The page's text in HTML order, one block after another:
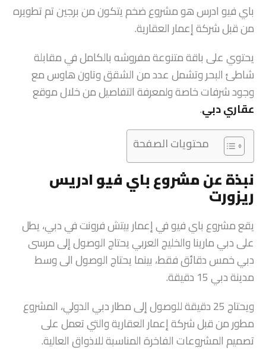
باي فيو ادرس هو مشروع ضخم يتكون من برجين تم تطويره
من قبل شركة إعمار العقارية.
يحتوي على باقة متنوعة مفروشه بالكامل في مقابلة
شاطئ البحر وتشمل عدد من الشقق وتاون هاوس مع
وجود شرفات خاصة ولمعرفة التفاصيل من خلال موقع
عقاري دبي.
محتويات الصفحة
نبذة عن مشروع باي فيو ادريس
ريزورت
يقع مشروع باي فيو في إعمار بيتش فرونت في دبي، يطل
على دبي مارينا والخليج العربي يحتاج الوصول إلى مرسى
دبي خمس دقائق فقط، بينما يحتاج الوصول الى وسط
مدينة دبي 15 دقيقة.
ويحتاج 25 دقيقة للوصول إلى مطار دبي الدولي، المشروع
مطور من قبل شركة إعمار العقارية والتي تعمل على
تصميم المشروعات الفاخرة المناسبة للاذواق العالية.